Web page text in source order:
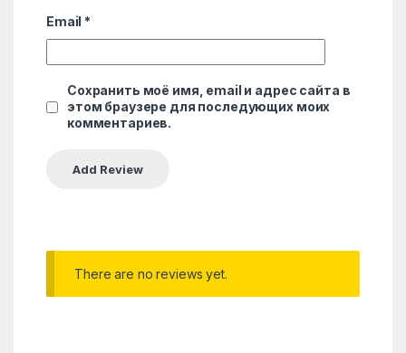
Email *
Сохранить моё имя, email и адрес сайта в
этом браузере для последующих моих
комментариев.
There are no reviews yet.